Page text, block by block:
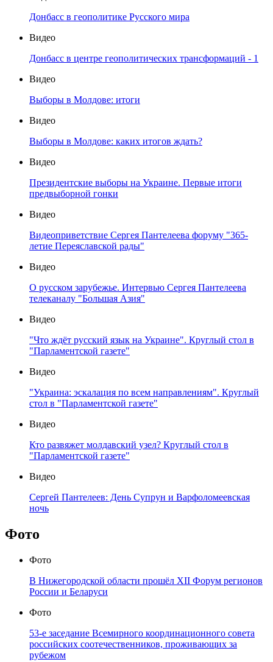
Донбасс в геополитике Русского мира
Видео
Донбасс в центре геополитических трансформаций - 1
Видео
Выборы в Молдове: итоги
Видео
Выборы в Молдове: каких итогов ждать?
Видео
Президентские выборы на Украине. Первые итоги
предвыборной гонки
Видео
Видеоприветствие Сергея Пантелеева форуму "365-
летие Переяславской рады"
Видео
О русском зарубежье. Интервью Сергея Пантелеева
телеканалу "Большая Азия"
Видео
"Что ждёт русский язык на Украине". Круглый стол в
"Парламентской газете"
Видео
"Украина: эскалация по всем направлениям". Круглый
стол в "Парламентской газете"
Видео
Кто развяжет молдавский узел? Круглый стол в
"Парламентской газете"
Видео
Сергей Пантелеев: День Супрун и Варфоломеевская
ночь
Фото
Фото
В Нижегородской области прошёл XII Форум регионов
России и Беларуси
Фото
53-е заседание Всемирного координационного совета
российских соотечественников, проживающих за
рубежом